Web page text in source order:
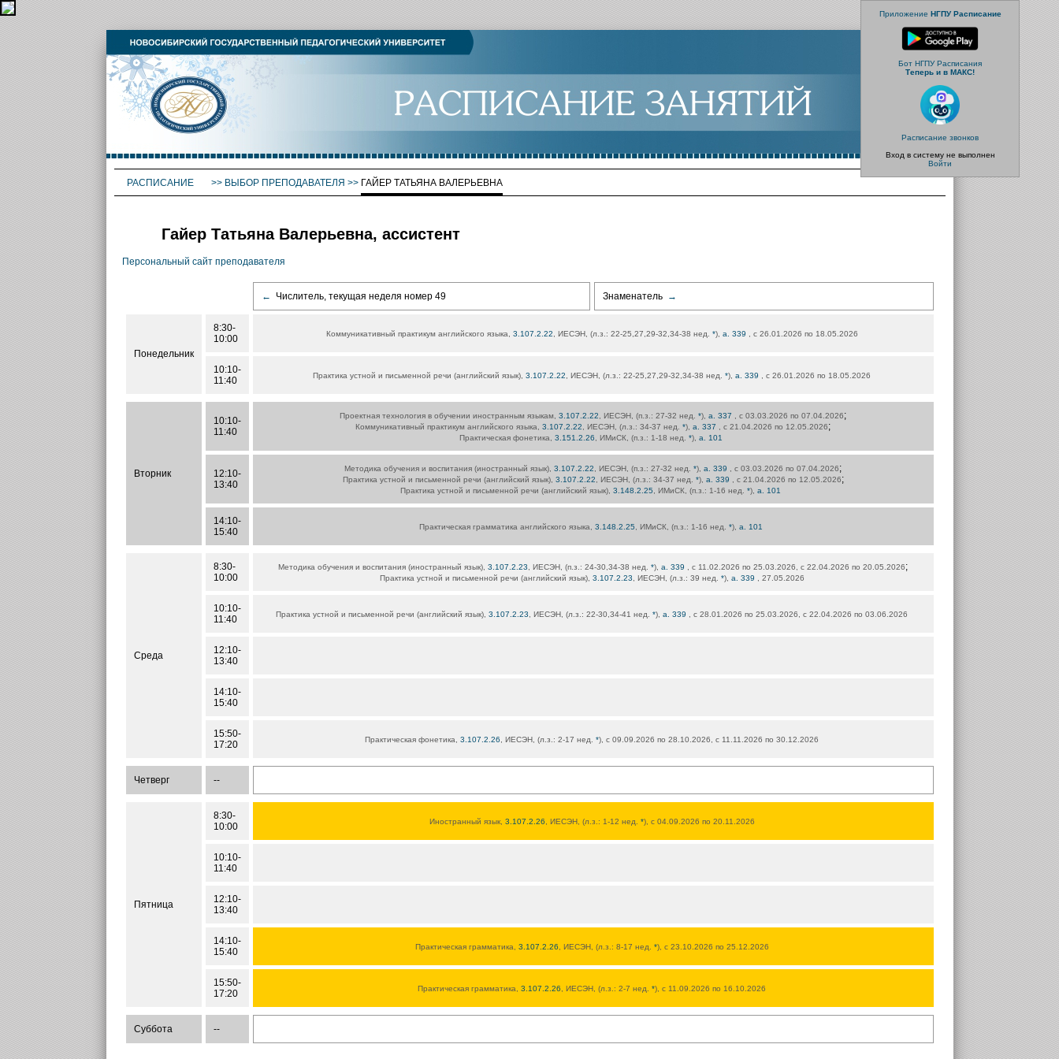
Приложение НГПУ Расписание
Бот НГПУ Расписания
Теперь и в МАКС!
Расписание звонков
Вход в систему не выполнен
Войти
РАСПИСАНИЕ >> ВЫБОР ПРЕПОДАВАТЕЛЯ >> ГАЙЕР ТАТЬЯНА ВАЛЕРЬЕВНА
Гайер Татьяна Валерьевна, ассистент
Персональный сайт преподавателя
← Числитель, текущая неделя номер 49 Знаменатель →
Понедельник
8:30-
10:00
Коммуникативный практикум английского языка, 3.107.2.22 , ИЕСЭН, (л.з.: 22-25,27,29-32,34-38 нед. *), а. 339 , с 26.01.2026 по 18.05.2026
10:10-
11:40
Практика устной и письменной речи (английский язык), 3.107.2.22 , ИЕСЭН, (л.з.: 22-25,27,29-32,34-38 нед. *), а. 339 , с 26.01.2026 по 18.05.2026
Вторник
10:10-
11:40
Проектная технология в обучении иностранным языкам, 3.107.2.22 , ИЕСЭН, (п.з.: 27-32 нед. *), а. 337 , с 03.03.2026 по 07.04.2026;
Коммуникативный практикум английского языка, 3.107.2.22 , ИЕСЭН, (л.з.: 34-37 нед. *), а. 337 , с 21.04.2026 по 12.05.2026;
Практическая фонетика, 3.151.2.26 , ИМиСК, (п.з.: 1-18 нед. *), а. 101
12:10-
13:40
Методика обучения и воспитания (иностранный язык), 3.107.2.22 , ИЕСЭН, (п.з.: 27-32 нед. *), а. 339 , с 03.03.2026 по 07.04.2026;
Практика устной и письменной речи (английский язык), 3.107.2.22 , ИЕСЭН, (л.з.: 34-37 нед. *), а. 339 , с 21.04.2026 по 12.05.2026;
Практика устной и письменной речи (английский язык), 3.148.2.25 , ИМиСК, (п.з.: 1-16 нед. *), а. 101
14:10-
15:40
Практическая грамматика английского языка, 3.148.2.25 , ИМиСК, (п.з.: 1-16 нед. *), а. 101
Среда
8:30-
10:00
Методика обучения и воспитания (иностранный язык), 3.107.2.23 , ИЕСЭН, (п.з.: 24-30,34-38 нед. *), а. 339 , с 11.02.2026 по 25.03.2026, с 22.04.2026 по 20.05.2026;
Практика устной и письменной речи (английский язык), 3.107.2.23 , ИЕСЭН, (л.з.: 39 нед. *), а. 339 , 27.05.2026
10:10-
11:40
Практика устной и письменной речи (английский язык), 3.107.2.23 , ИЕСЭН, (л.з.: 22-30,34-41 нед. *), а. 339 , с 28.01.2026 по 25.03.2026, с 22.04.2026 по 03.06.2026
12:10-
13:40
14:10-
15:40
15:50-
17:20
Практическая фонетика, 3.107.2.26 , ИЕСЭН, (л.з.: 2-17 нед. *), с 09.09.2026 по 28.10.2026, с 11.11.2026 по 30.12.2026
Четверг --
Пятница
8:30-
10:00
Иностранный язык, 3.107.2.26 , ИЕСЭН, (л.з.: 1-12 нед. *), с 04.09.2026 по 20.11.2026
10:10-
11:40
12:10-
13:40
14:10-
15:40
Практическая грамматика, 3.107.2.26 , ИЕСЭН, (л.з.: 8-17 нед. *), с 23.10.2026 по 25.12.2026
15:50-
17:20
Практическая грамматика, 3.107.2.26 , ИЕСЭН, (л.з.: 2-7 нед. *), с 11.09.2026 по 16.10.2026
Суббота --